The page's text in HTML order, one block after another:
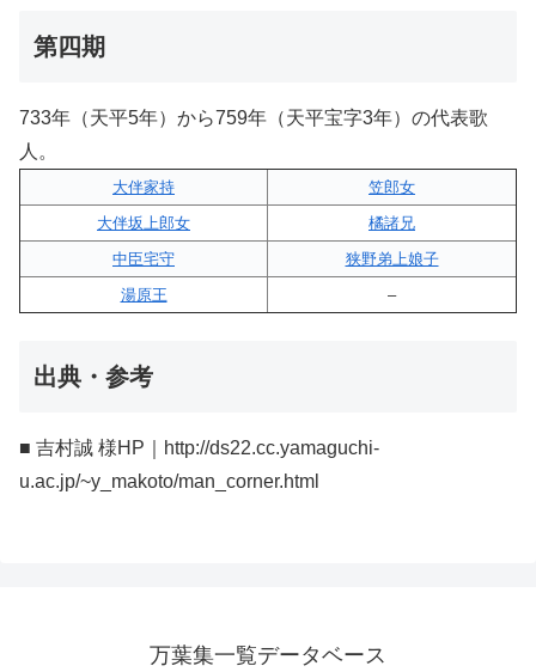
第四期
733年（天平5年）から759年（天平宝字3年）の代表歌
人。
大伴家持
笠郎女
大伴坂上郎女
橘諸兄
中臣宅守
狭野弟上娘子
湯原王
–
出典・参考
■ 吉村誠 様HP｜http://ds22.cc.yamaguchi-
u.ac.jp/~y_makoto/man_corner.html
万葉集一覧データベース